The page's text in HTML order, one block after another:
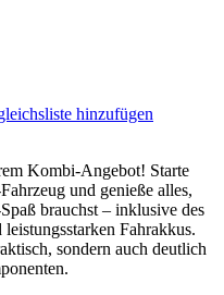
hinzufügen
Kombi‑Angebot! Starte
und genieße alles,
brauchst – inklusive des
Fahrakkus.
sondern auch deutlich